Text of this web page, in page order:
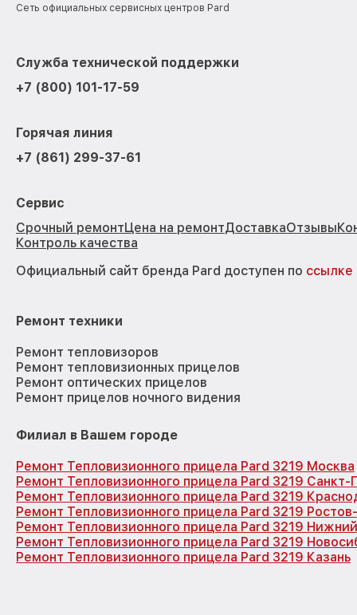
Сеть официальных сервисных центров Pard
Служба технической поддержки
+7 (800) 101-17-59
Горячая линия
+7 (861) 299-37-61
Сервис
Срочный ремонтЦена на ремонтДоставкаОтзывы
Контроль качества
Официальный сайт бренда Pard доступен по ссылке
Ремонт техники
Ремонт тепловизоров
Ремонт тепловизионных прицелов
Ремонт оптических прицелов
Ремонт прицелов ночного видения
Филиал в Вашем городе
Ремонт Тепловизионного прицела Pard 3219 Москва
Ремонт Тепловизионного прицела Pard 3219 Санкт-
Ремонт Тепловизионного прицела Pard 3219
Ремонт Тепловизионного прицела Pard 3219
Ремонт Тепловизионного прицела Pard 3219
Ремонт Тепловизионного прицела Pard 3219
Ремонт Тепловизионного прицела Pard 3219 Казань